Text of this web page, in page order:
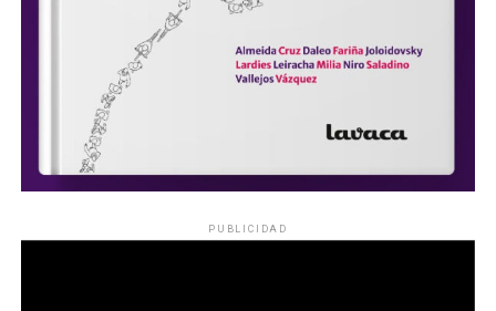
PUBLICIDAD